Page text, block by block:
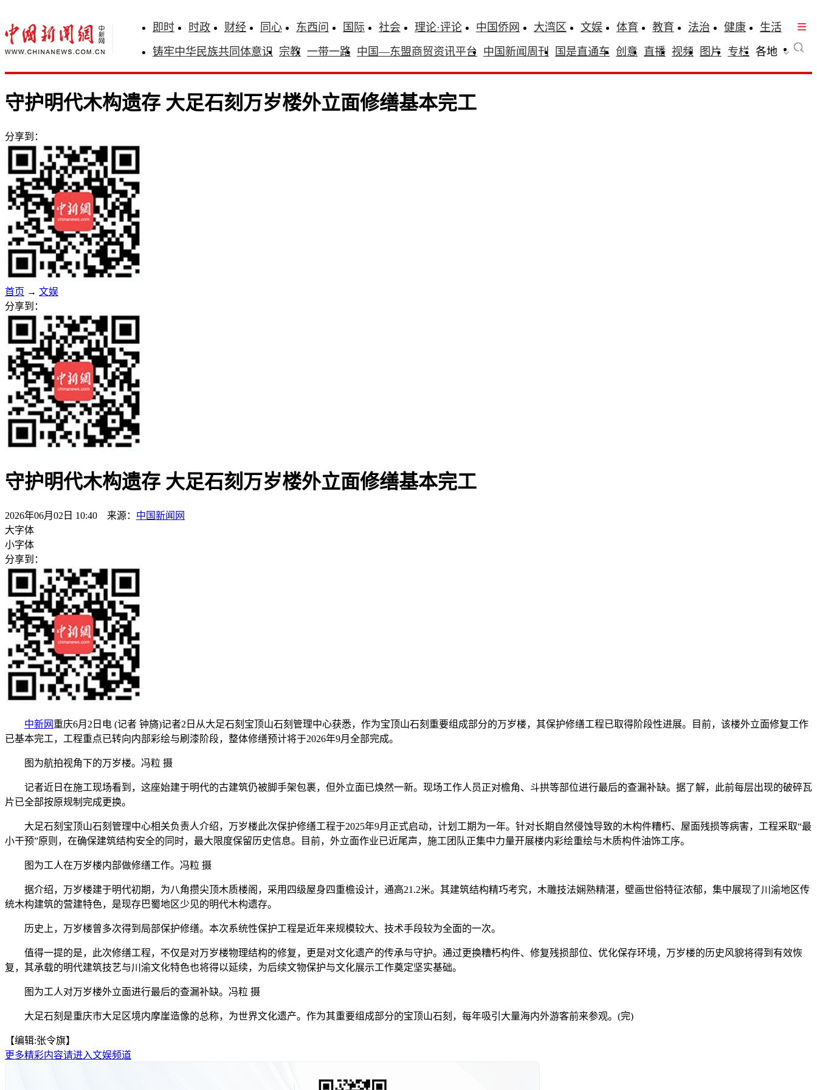
即时 时政 财经 同心 东西问 国际 社会 理论·评论 中国侨网 大湾区 文娱 体育 教育 法治 健康
生活
铸牢中华民族共同体意识 宗教 一带一路 中国—东盟商贸资讯平台 中国新闻周刊 国是直通车 创意 直播 视频 图片 专栏 各地
守护明代木构遗存 大足石刻万岁楼外立面修缮基本完工
分享到：
首页 → 文娱
分享到：
守护明代木构遗存 大足石刻万岁楼外立面修缮基本完工
2026年06月02日 10:40 来源： 中国新闻网
大字体
小字体
分享到：
中新网 重庆6月2日电 (记者 钟旖)记者2日从大足石刻宝顶山石刻管理中心获悉，作为宝顶山石刻重要组成部分的万岁楼，其保护修缮工程已取得阶段性进展。目前，该楼外立面修复工作
已基本完工，工程重点已转向内部彩绘与刷漆阶段，整体修缮预计将于2026年9月全部完成。
图为航拍视角下的万岁楼。冯粒 摄
记者近日在施工现场看到，这座始建于明代的古建筑仍被脚手架包裹，但外立面已焕然一新。现场工作人员正对檐角、斗拱等部位进行最后的查漏补缺。据了解，此前每层出现的破碎瓦
片已全部按原规制完成更换。
大足石刻宝顶山石刻管理中心相关负责人介绍，万岁楼此次保护修缮工程于2025年9月正式启动，计划工期为一年。针对长期自然侵蚀导致的木构件糟朽、屋面残损等病害，工程采取“最
小干预”原则，在确保建筑结构安全的同时，最大限度保留历史信息。目前，外立面作业已近尾声，施工团队正集中力量开展楼内彩绘重绘与木质构件油饰工序。
图为工人在万岁楼内部做修缮工作。冯粒 摄
据介绍，万岁楼建于明代初期，为八角攒尖顶木质楼阁，采用四级屋身四重檐设计，通高21.2米。其建筑结构精巧考究，木雕技法娴熟精湛，壁画世俗特征浓郁，集中展现了川渝地区传
统木构建筑的营建特色，是现存巴蜀地区少见的明代木构遗存。
历史上，万岁楼曾多次得到局部保护修缮。本次系统性保护工程是近年来规模较大、技术手段较为全面的一次。
值得一提的是，此次修缮工程，不仅是对万岁楼物理结构的修复，更是对文化遗产的传承与守护。通过更换糟朽构件、修复残损部位、优化保存环境，万岁楼的历史风貌将得到有效恢
复，其承载的明代建筑技艺与川渝文化特色也将得以延续，为后续文物保护与文化展示工作奠定坚实基础。
图为工人对万岁楼外立面进行最后的查漏补缺。冯粒 摄
大足石刻是重庆市大足区境内摩崖造像的总称，为世界文化遗产。作为其重要组成部分的宝顶山石刻，每年吸引大量海内外游客前来参观。(完)
【编辑:张令旗】
更多精彩内容请进入文娱频道